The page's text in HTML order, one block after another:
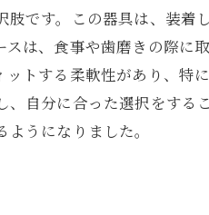
正法
成功に導くステップ
要性と準備
法
です。この器具は、装着
は、食事や歯磨きの際に
トする柔軟性があり、特
自分に合った選択をする
うになりました。